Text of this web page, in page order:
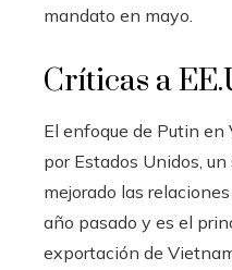
mandato en mayo.
Críticas a
El enfoque de Putin
por Estados Unidos,
mejorado las
año pasado y es el
exportación de